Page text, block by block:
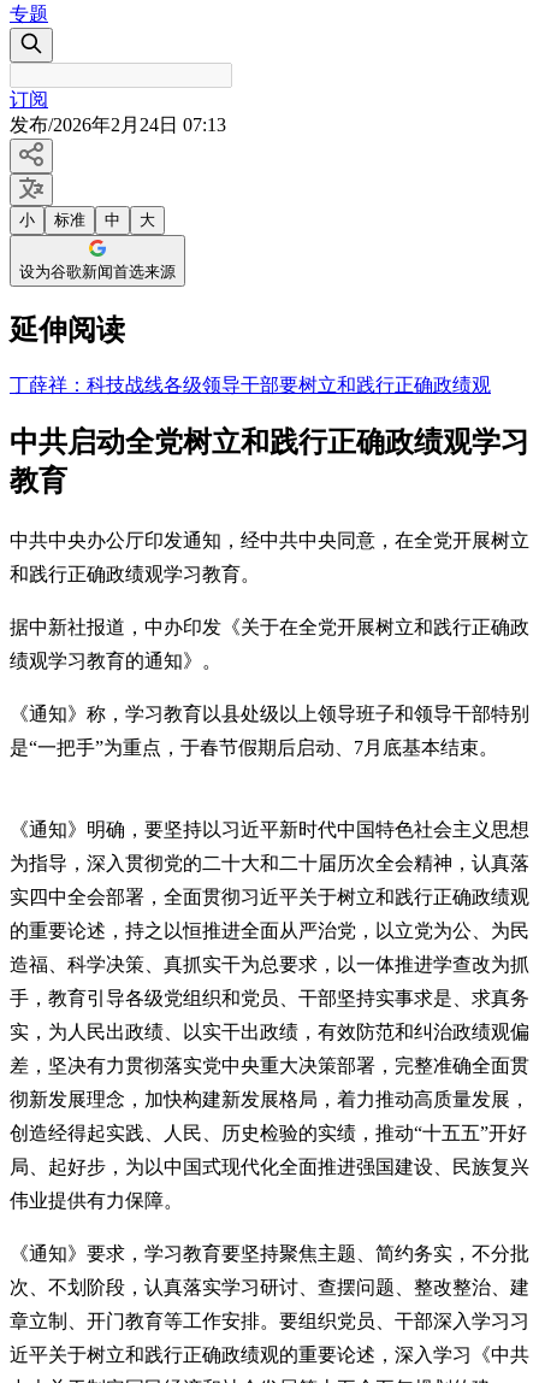
专题
订阅
发布/2026年2月24日 07:13
小 标准 中 大
设为谷歌新闻首选来源
延伸阅读
丁薛祥：科技战线各级领导干部要树立和践行正确政绩观
中共启动全党树立和践行正确政绩观学习
教育
中共中央办公厅印发通知，经中共中央同意，在全党开展树立
和践行正确政绩观学习教育。
据中新社报道，中办印发《关于在全党开展树立和践行正确政
绩观学习教育的通知》。
《通知》称，学习教育以县处级以上领导班子和领导干部特别
是“一把手”为重点，于春节假期后启动、7月底基本结束。
《通知》明确，要坚持以习近平新时代中国特色社会主义思想
为指导，深入贯彻党的二十大和二十届历次全会精神，认真落
实四中全会部署，全面贯彻习近平关于树立和践行正确政绩观
的重要论述，持之以恒推进全面从严治党，以立党为公、为民
造福、科学决策、真抓实干为总要求，以一体推进学查改为抓
手，教育引导各级党组织和党员、干部坚持实事求是、求真务
实，为人民出政绩、以实干出政绩，有效防范和纠治政绩观偏
差，坚决有力贯彻落实党中央重大决策部署，完整准确全面贯
彻新发展理念，加快构建新发展格局，着力推动高质量发展，
创造经得起实践、人民、历史检验的实绩，推动“十五五”开好
局、起好步，为以中国式现代化全面推进强国建设、民族复兴
伟业提供有力保障。
《通知》要求，学习教育要坚持聚焦主题、简约务实，不分批
次、不划阶段，认真落实学习研讨、查摆问题、整改整治、建
章立制、开门教育等工作安排。要组织党员、干部深入学习习
近平关于树立和践行正确政绩观的重要论述，深入学习《中共